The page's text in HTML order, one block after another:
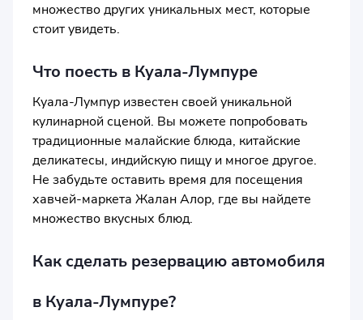
множество других уникальных мест, которые
стоит увидеть.
Что поесть в Куала-Лумпуре
Куала-Лумпур известен своей уникальной
кулинарной сценой. Вы можете попробовать
традиционные малайские блюда, китайские
деликатесы, индийскую пищу и многое другое.
Не забудьте оставить время для посещения
хавчей-маркета Жалан Алор, где вы найдете
множество вкусных блюд.
Как сделать резервацию автомобиля
в Куала-Лумпуре?